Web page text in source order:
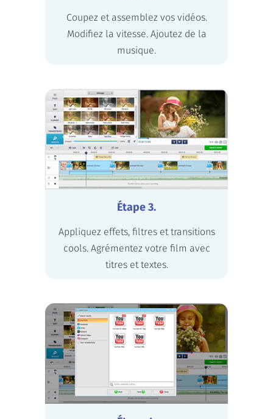
Coupez et assemblez vos vidéos.
Modifiez la vitesse. Ajoutez de la
musique.
Étape 3.
Appliquez effets, filtres et transitions
cools. Agrémentez votre film avec
titres et textes.